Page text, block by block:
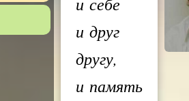
и друг
другу,
и память